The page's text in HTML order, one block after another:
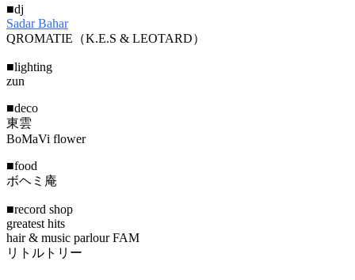
■dj
Sadar Bahar
QROMATIE（K.E.S & LEOTARD）
■lighting
zun
■deco
東雲
BoMaVi flower
■food
ボヘミ庵
■record shop
greatest hits
hair & music parlour FAM
リトルトリー